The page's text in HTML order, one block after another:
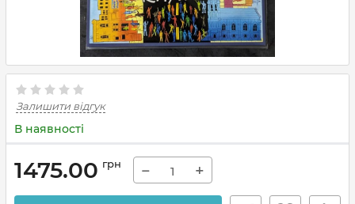
Залишити відгук
В наявності
1475.00 грн − +